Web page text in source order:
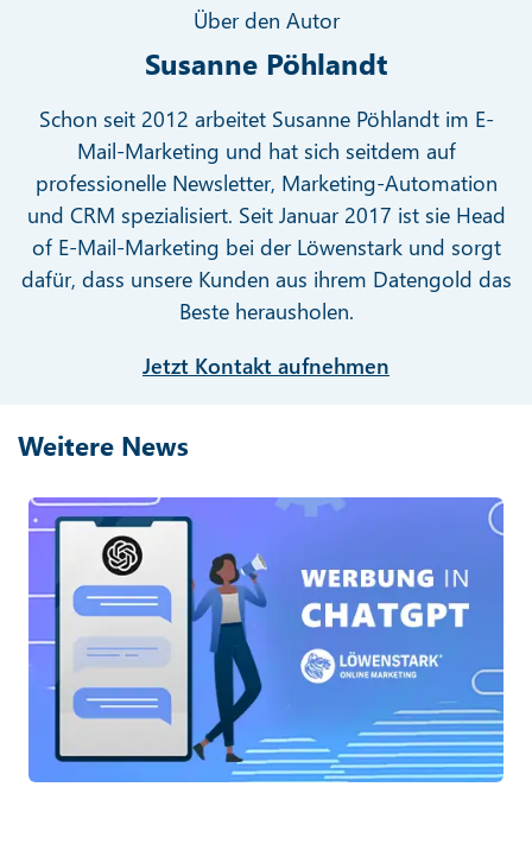
Über den Autor
Susanne Pöhlandt
Schon seit 2012 arbeitet Susanne Pöhlandt im E-
Mail-Marketing und hat sich seitdem auf
professionelle Newsletter, Marketing-Automation
und CRM spezialisiert. Seit Januar 2017 ist sie Head
of E-Mail-Marketing bei der Löwenstark und sorgt
dafür, dass unsere Kunden aus ihrem Datengold das
Beste herausholen.
Jetzt Kontakt aufnehmen
Weitere News